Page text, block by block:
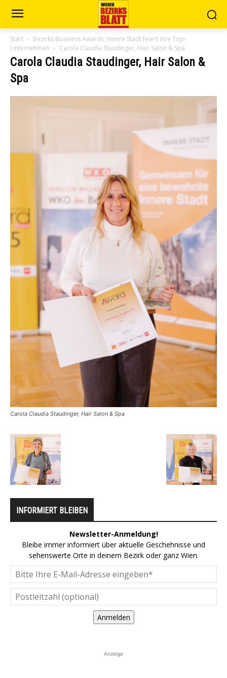
Start
Bezirks Business Awards: Innere Stadt feiert ihre Top-
Unternehmen
Carola Claudia Staudinger, Hair Salon & Spa
Carola Claudia Staudinger, Hair Salon &
Spa
Carola Claudia Staudinger, Hair Salon & Spa
INFORMIERT BLEIBEN
Newsletter-Anmeldung!
Bleibe immer informiert über aktuelle Geschehnisse und
sehenswerte Orte in deinem Bezirk oder ganz Wien.
Anmelden
Anzeige